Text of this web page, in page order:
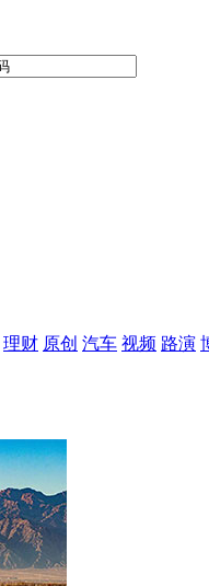
理财 原创 汽车 视频 路演